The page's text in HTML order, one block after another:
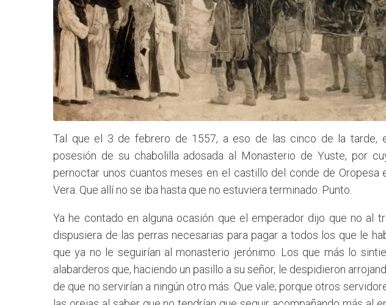
Tal que el 3 de febrero de 1557, a eso de las cinco de la tarde,
posesión de su chabolilla adosada al Monasterio de Yuste, por
pernoctar unos cuantos meses en el castillo del conde de Oropesa
Vera. Que allí no se iba hasta que no estuviera terminado. Punto.
Ya he contado en alguna ocasión que el emperador dijo que no al
dispusiera de las perras necesarias para pagar a todos los que le
que ya no le seguirían al monasterio jerónimo. Los que más lo
alabarderos que, haciendo un pasillo a su señor, le despidieron
de que no servirían a ningún otro más. Que vale; porque otros